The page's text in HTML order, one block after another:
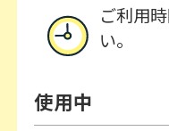
ご利用
い。
使用中